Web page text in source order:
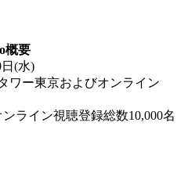
概要
(水)
ワー東京およびオンライン
ライン視聴登録総数10,000名